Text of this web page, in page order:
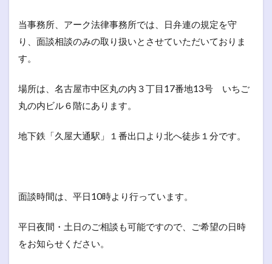
当事務所、アーク法律事務所では、日弁連の規定を守
り、面談相談のみの取り扱いとさせていただいておりま
す。
場所は、名古屋市中区丸の内３丁目17番地13号 いちご
丸の内ビル６階にあります。
地下鉄「久屋大通駅」１番出口より北へ徒歩１分です。
面談時間は、平日10時より行っています。
平日夜間・土日のご相談も可能ですので、ご希望の日時
をお知らせください。